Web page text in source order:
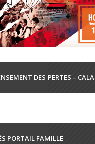
DES PERTES –
PORTAIL FAMILLE